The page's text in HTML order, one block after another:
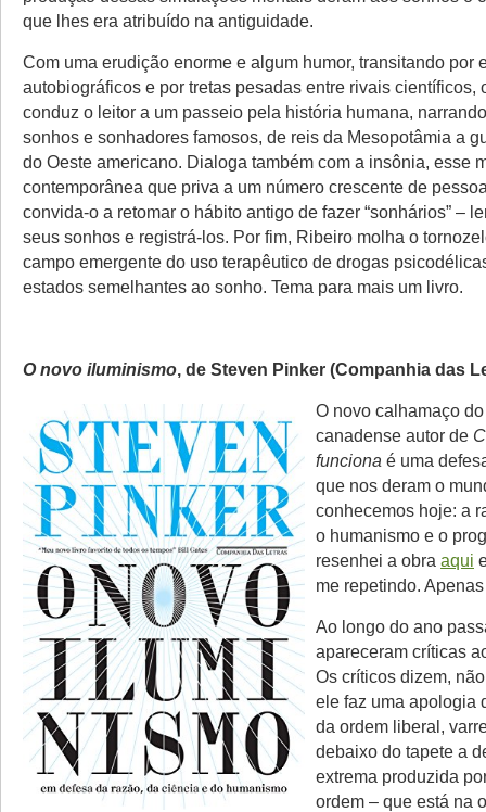
que lhes era atribuído na antiguidade.
Com uma erudição enorme e algum humor, transitando por
autobiográficos e por tretas pesadas entre rivais científicos,
conduz o leitor a um passeio pela história humana,
sonhos e sonhadores famosos, de reis da Mesopotâmia a
do Oeste americano. Dialoga também com a insônia, esse
contemporânea que priva a um número crescente de
convida-o a retomar o hábito antigo de fazer “sonhários” –
seus sonhos e registrá-los. Por fim, Ribeiro molha o
campo emergente do uso terapêutico de drogas
estados semelhantes ao sonho. Tema para mais um livro.
O novo iluminismo, de Steven Pinker (Companhia das
O novo calhamaço
canadense autor de
funciona é uma
que nos deram o
conhecemos hoje: a
o humanismo e o
resenhei a obra aqui
me repetindo.
Ao longo do ano
apareceram críticas
Os críticos dizem,
ele faz uma apologia
da ordem liberal,
debaixo do tapete a
extrema produzida
ordem – que está na